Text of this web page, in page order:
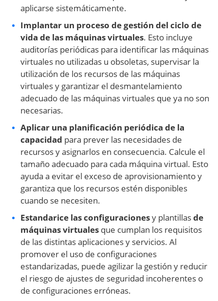
aplicarse sistemáticamente.
Implantar un proceso de gestión del ciclo de
vida de las máquinas virtuales. Esto incluye
auditorías periódicas para identificar las máquinas
virtuales no utilizadas u obsoletas, supervisar la
utilización de los recursos de las máquinas
virtuales y garantizar el desmantelamiento
adecuado de las máquinas virtuales que ya no son
necesarias.
Aplicar una planificación periódica de la
capacidad para prever las necesidades de
recursos y asignarlos en consecuencia. Calcule el
tamaño adecuado para cada máquina virtual. Esto
ayuda a evitar el exceso de aprovisionamiento y
garantiza que los recursos estén disponibles
cuando se necesiten.
Estandarice las configuracionesy plantillasde
máquinas virtuales que cumplan los requisitos
de las distintas aplicaciones y servicios. Al
promover el uso de configuraciones
estandarizadas, puede agilizar la gestión y reducir
el riesgo de ajustes de seguridad incoherentes o
de configuraciones erróneas.